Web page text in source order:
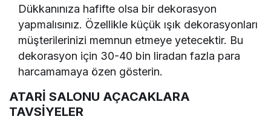
Dükkanınıza hafifte olsa bir dekorasyon
yapmalısınız. Özellikle küçük ışık dekorasyonları
müşterilerinizi memnun etmeye yetecektir. Bu
dekorasyon için 30-40 bin liradan fazla para
harcamamaya özen gösterin.
ATARİ SALONU AÇACAKLARA
TAVSİYELER